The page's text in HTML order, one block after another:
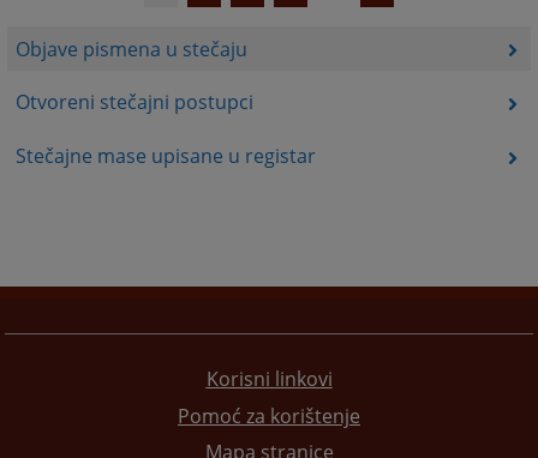
Objave pismena u stečaju
Otvoreni stečajni postupci
Stečajne mase upisane u registar
Korisni linkovi
Pomoć za korištenje
Mapa stranice